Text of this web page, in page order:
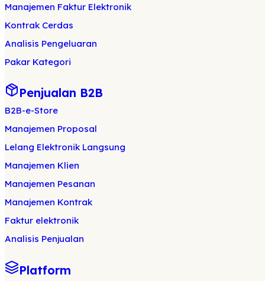
Manajemen Faktur Elektronik
Kontrak Cerdas
Analisis Pengeluaran
Pakar Kategori
Penjualan B2B
B2B-e-Store
Manajemen Proposal
Lelang Elektronik Langsung
Manajemen Klien
Manajemen Pesanan
Manajemen Kontrak
Faktur elektronik
Analisis Penjualan
Platform